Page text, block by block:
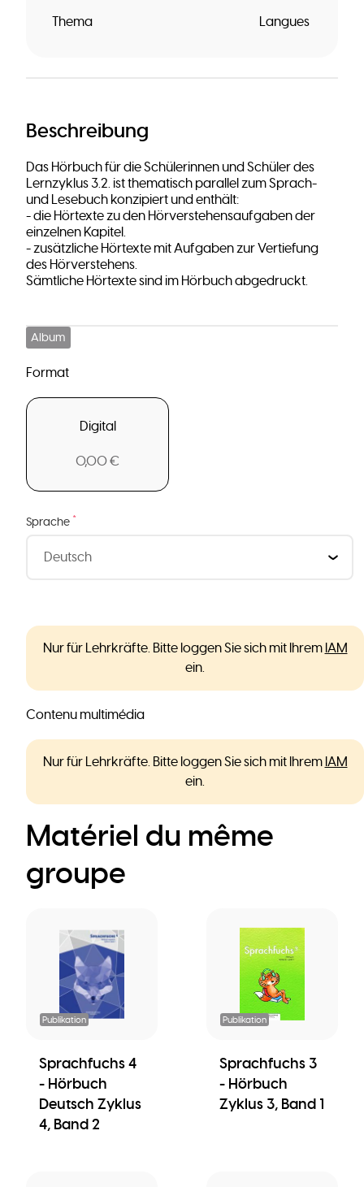
Thema Langues
Beschreibung
Das Hörbuch für die Schülerinnen und Schüler des
Lernzyklus 3.2. ist thematisch parallel zum Sprach-
und Lesebuch konzipiert und enthält:
- die Hörtexte zu den Hörverstehensaufgaben der
einzelnen Kapitel.
- zusätzliche Hörtexte mit Aufgaben zur Vertiefung
des Hörverstehens.
Sämtliche Hörtexte sind im Hörbuch abgedruckt.
Album
Format
Digital
0,00 €
Sprache *
Nur für Lehrkräfte. Bitte loggen Sie sich mit Ihrem IAM
ein.
Contenu multimédia
Nur für Lehrkräfte. Bitte loggen Sie sich mit Ihrem IAM
ein.
Matériel du même
groupe
Publikation
Sprachfuchs 4
- Hörbuch
Deutsch Zyklus
4, Band 2
Publikation
Sprachfuchs 3
- Hörbuch
Zyklus 3, Band 1